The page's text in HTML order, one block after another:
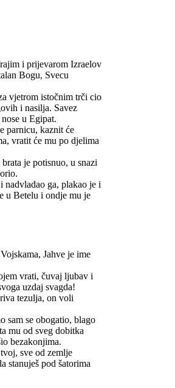
i prijevarom Izraelov
Bogu, Svecu
vjetrom istočnim trči cio
i nasilja. Savez
u Egipat.
parnicu, kaznit će
vratit će mu po djelima
je potisnuo, u snazi
nadvladao ga, plakao je i
u Betelu i ondje mu je
Jahve je ime
vrati, čuvaj ljubav i
uzdaj svagda!
tezulja, on voli
sam se obogatio, blago
mu od sveg dobitka
bezakonjima.
sve od zemlje
stanuješ pod šatorima